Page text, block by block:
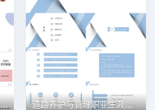
音乐学职业生涯规划PPT模板 道路养护与管理职业生涯规划PPT模板